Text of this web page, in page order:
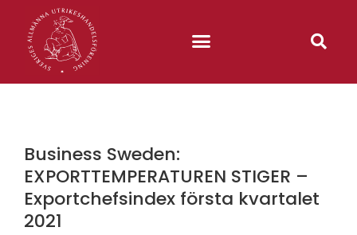
Business Sweden:
EXPORTTEMPERATUREN STIGER –
Exportchefsindex första kvartalet
2021